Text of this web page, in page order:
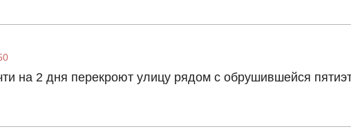
на 2 дня перекроют улицу рядом с обрушившейся